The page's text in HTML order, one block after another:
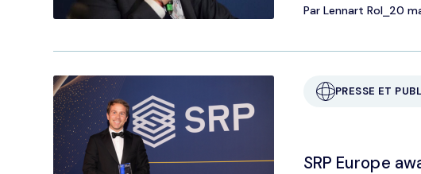
Par Lennart Rol⎯ 20
PRESSE ET
SRP Europe